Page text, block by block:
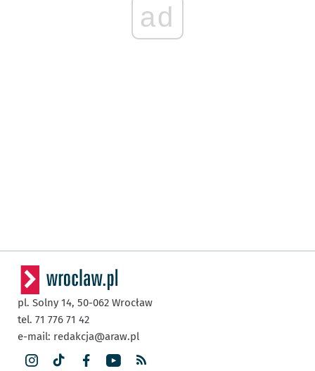
ad
pl. Solny 14, 50-062 Wrocław
tel. 71 776 71 42
e-mail: redakcja@araw.pl